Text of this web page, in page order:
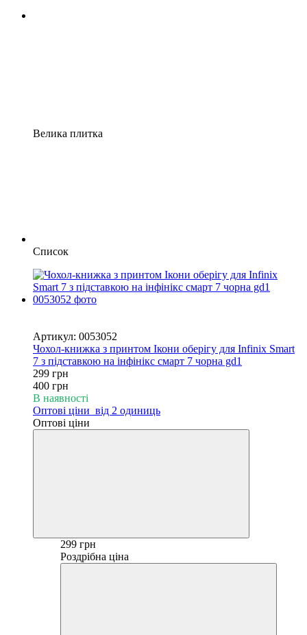
Велика плитка
Список
Артикул: 0053052
Чохол-книжка з принтом Ікони оберігу для Infinix Smart
7 з підставкою на інфінікс смарт 7 чорна gd1
299 грн
400 грн
В наявності
Оптові ціни від 2 одиниць
Оптові ціни
299 грн
Роздрібна ціна